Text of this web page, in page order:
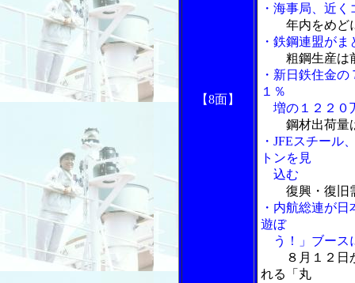
【8面】
・海事局、近
年内をめど
・鉄鋼連盟が
粗鋼生産は
・新日鉄住金
１％
増の１２２０
鋼材出荷量は
・JFEスチール
トンを見
込む
復興・復旧
・内航総連が
遊ぼ
う！」ブース
８月１２日
れる「丸